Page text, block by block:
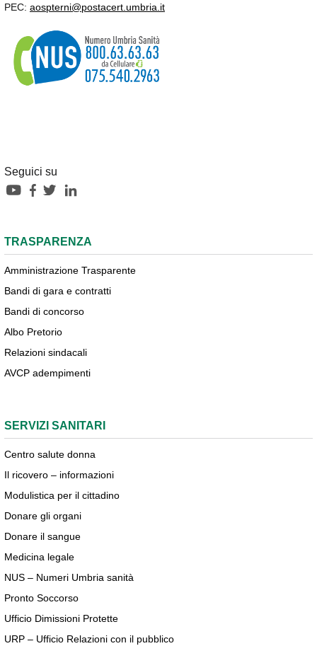
PEC: aospterni@postacert.umbria.it
Seguici su
TRASPARENZA
Amministrazione Trasparente
Bandi di gara e contratti
Bandi di concorso
Albo Pretorio
Relazioni sindacali
AVCP adempimenti
SERVIZI SANITARI
Centro salute donna
Il ricovero – informazioni
Modulistica per il cittadino
Donare gli organi
Donare il sangue
Medicina legale
NUS – Numeri Umbria sanità
Pronto Soccorso
Ufficio Dimissioni Protette
URP – Ufficio Relazioni con il pubblico